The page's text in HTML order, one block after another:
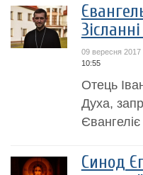
09 вересня 2017
10:55
Отець
Духа,
Синод